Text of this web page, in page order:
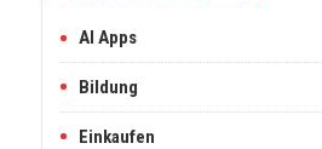
AI Apps
Bildung
Einkaufen